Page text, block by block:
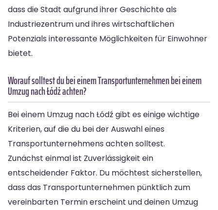
dass die Stadt aufgrund ihrer Geschichte als
Industriezentrum und ihres wirtschaftlichen
Potenzials interessante Möglichkeiten für Einwohner
bietet.
Worauf solltest du bei einem Transportunternehmen bei einem
Umzug nach Łódź achten?
Bei einem Umzug nach Łódź gibt es einige wichtige
Kriterien, auf die du bei der Auswahl eines
Transportunternehmens achten solltest.
Zunächst einmal ist Zuverlässigkeit ein
entscheidender Faktor. Du möchtest sicherstellen,
dass das Transportunternehmen pünktlich zum
vereinbarten Termin erscheint und deinen Umzug